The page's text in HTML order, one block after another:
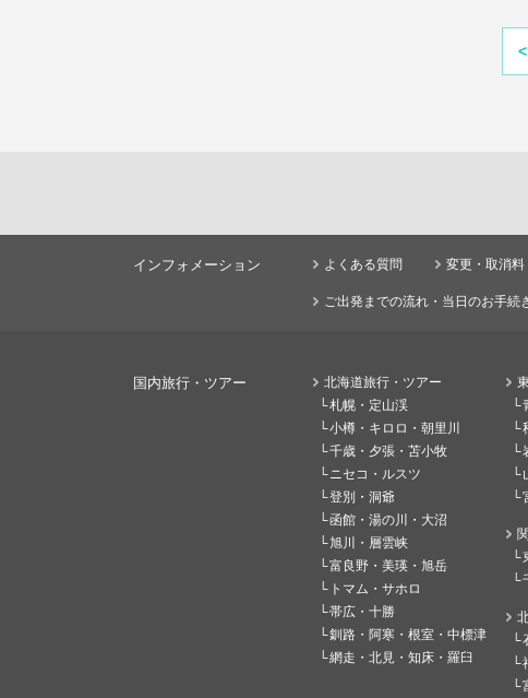
<
インフォメーション よくある質問 変更・取消料
ご出発までの流れ・当日のお手続
国内旅行・ツアー
北海道旅行・ツアー
札幌・定山渓
小樽・キロロ・朝里川
千歳・夕張・苫小牧
ニセコ・ルスツ
登別・洞爺
函館・湯の川・大沼
旭川・層雲峡
富良野・美瑛・旭岳
トマム・サホロ
帯広・十勝
釧路・阿寒・根室・中標津
網走・北見・知床・羅臼